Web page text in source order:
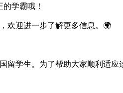
学霸哦！
欢迎进一步了解更多信息。🌍
学生。为了帮助大家顺利适